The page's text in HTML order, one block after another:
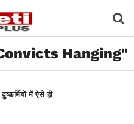
Hanging"
में ऐसे ही